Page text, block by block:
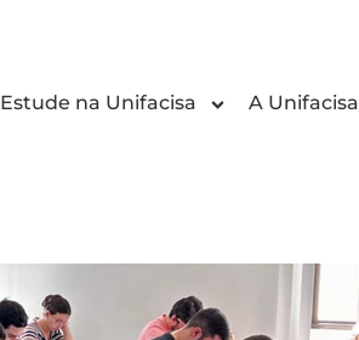
Estude na Unifacisa A Unifacisa